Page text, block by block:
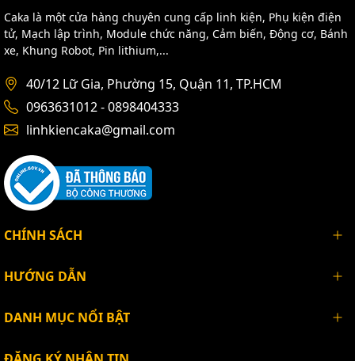
Caka là một cửa hàng chuyên cung cấp linh kiện, Phụ kiện điện
tử, Mạch lập trình, Module chức năng, Cảm biến, Động cơ, Bánh
xe, Khung Robot, Pin lithium,...
40/12 Lữ Gia, Phường 15, Quận 11, TP.HCM
0963631012 - 0898404333
linhkiencaka@gmail.com
CHÍNH SÁCH
HƯỚNG DẪN
DANH MỤC NỔI BẬT